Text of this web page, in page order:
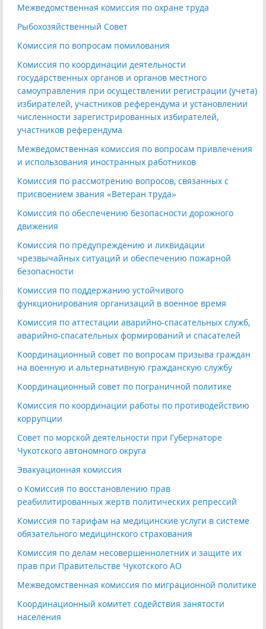
Межведомственная комиссия по охране труда
Рыбохозяйственный Совет
Комиссия по вопросам помилования
Комиссия по координации деятельности
государственных органов и органов местного
самоуправления при осуществлении регистрации (учета)
избирателей, участников референдума и установлении
численности зарегистрированных избирателей,
участников референдума
Межведомственная комиссия по вопросам привлечения
и использования иностранных работников
Комиссия по рассмотрению вопросов, связанных с
присвоением звания «Ветеран труда»
Комиссия по обеспечению безопасности дорожного
движения
Комиссия по предупреждению и ликвидации
чрезвычайных ситуаций и обеспечению пожарной
безопасности
Комиссия по поддержанию устойчивого
функционирования организаций в военное время
Комиссия по аттестации аварийно-спасательных служб,
аварийно-спасательных формирований и спасателей
Координационный совет по вопросам призыва граждан
на военную и альтернативную гражданскую службу
Координационный совет по пограничной политике
Комиссия по координации работы по противодействию
коррупции
Совет по морской деятельности при Губернаторе
Чукотского автономного округа
Эвакуационная комиссия
o Комиссия по восстановлению прав
реабилитированных жертв политических репрессий
Комиссия по тарифам на медицинские услуги в системе
обязательного медицинского страхования
Комиссия по делам несовершеннолетних и защите их
прав при Правительстве Чукотского АО
Межведомственная комиссия по миграционной политике
Координационный комитет содействия занятости
населения